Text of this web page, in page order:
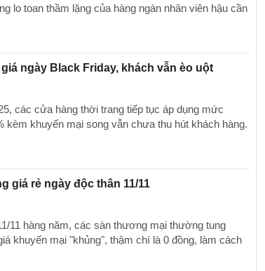
lo toan thầm lặng của hàng ngàn nhân viên hậu cần
ngày Black Friday, khách vẫn èo uột
các cửa hàng thời trang tiếp tục áp dụng mức
kèm khuyến mại song vẫn chưa thu hút khách hàng.
giá rẻ ngày độc thân 11/11
11 hàng năm, các sàn thương mại thường tung
khuyến mại "khủng", thậm chí là 0 đồng, làm cách